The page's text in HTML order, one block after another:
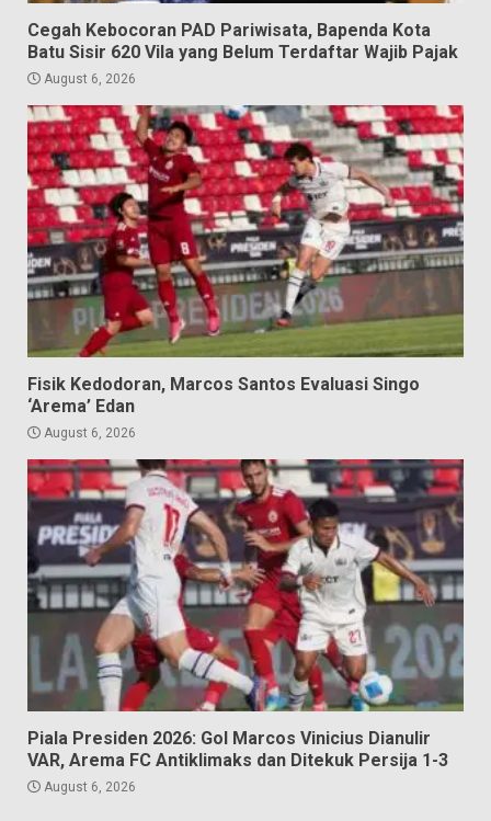
Cegah Kebocoran PAD Pariwisata, Bapenda Kota
Batu Sisir 620 Vila yang Belum Terdaftar Wajib Pajak
August 6, 2026
Fisik Kedodoran, Marcos Santos Evaluasi Singo
‘Arema’ Edan
August 6, 2026
Piala Presiden 2026: Gol Marcos Vinicius Dianulir
VAR, Arema FC Antiklimaks dan Ditekuk Persija 1-3
August 6, 2026